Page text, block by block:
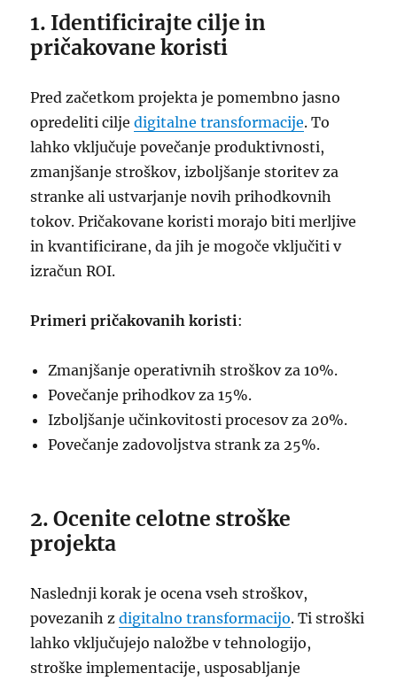
1. Identificirajte cilje in
pričakovane koristi
Pred začetkom projekta je pomembno jasno
opredeliti ciljedigitalne transformacije. To
lahko vključuje povečanje produktivnosti,
zmanjšanje stroškov, izboljšanje storitev za
stranke ali ustvarjanje novih prihodkovnih
tokov. Pričakovane koristi morajo biti merljive
in kvantificirane, da jih je mogoče vključiti v
izračun ROI.
Primeri pričakovanih koristi:
Zmanjšanje operativnih stroškov za 10%.
Povečanje prihodkov za 15%.
Izboljšanje učinkovitosti procesov za 20%.
Povečanje zadovoljstva strank za 25%.
2. Ocenite celotne stroške
projekta
Naslednji korak je ocena vseh stroškov,
povezanih zdigitalno transformacijo. Ti stroški
lahko vključujejo naložbe v tehnologijo,
stroške implementacije, usposabljanje